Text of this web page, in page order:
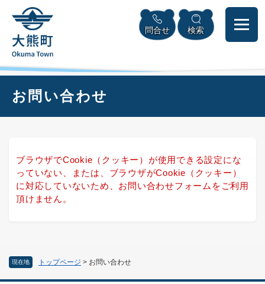
頭
メニューを飛ばして本文へ
問合せ 検索
現在地 トップページ > お問い合わせ
お問い合わせ
ブラウザでCookie（クッキー）が使用できる設定にな
っていない、または、ブラウザがCookie（クッキー）
に対応していないため、お問い合わせフォームをご利用
頂けません。